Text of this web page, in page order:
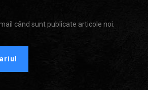
când sunt publicate articole noi.